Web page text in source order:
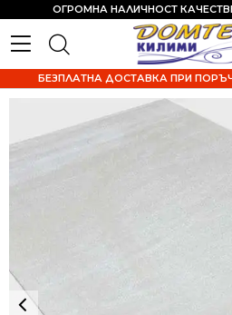
ОГРОМНА НАЛИЧНОСТ
БЕЗПЛАТНА ДОСТАВКА ПРИ